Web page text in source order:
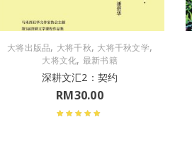
大将出版品, 大将千秋, 大将千秋文学,
大将文化, 最新书籍
深耕文汇2：契约
RM30.00